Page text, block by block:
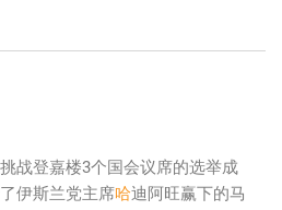
战登嘉楼3个国会议席的选举成
伊斯兰党主席哈迪阿旺赢下的马